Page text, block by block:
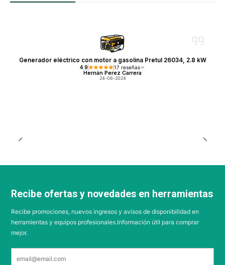
Generador eléctrico con motor a gasolina Pretul 26034, 2.8 kW
4.9 17 reseñas
Hernán Perez Carrera
24-08-2024
Recibe ofertas y novedades en herramientas
Recibe promociones, nuevos ingresos y avisos de disponibilidad en
herramientas y equipos profesionales.Información útil para comprar
mejor.